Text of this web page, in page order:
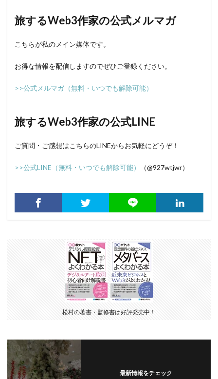
旅するWeb3作家の公式メルマガ
こちらが私のメイン媒体です。
お得な情報を配信しますのでぜひご登録ください。
>>公式メルマガ（無料・いつでも解除可能）
旅するWeb3作家の公式LINE
ご質問・ご感想はこちらのLINEからお気軽にどうぞ！
>>公式LINE（無料・いつでも解除可能） （@927wtjwr）
松村の著書・監修書は好評発売中！
最新情報をチェック